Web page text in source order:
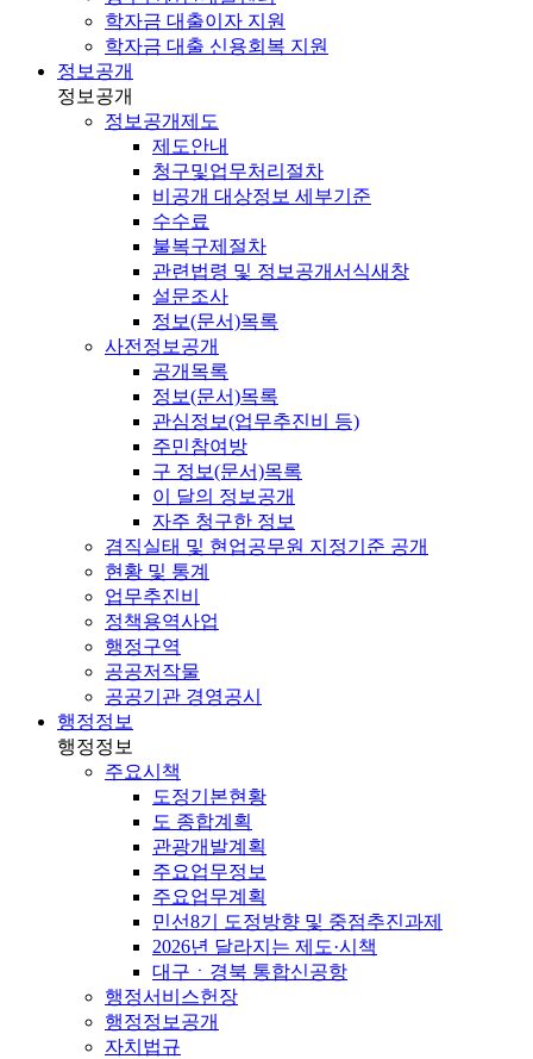
학자금 대출이자 지원
학자금 대출 신용회복 지원
정보공개
정보공개
정보공개제도
제도안내
청구및업무처리절차
비공개 대상정보 세부기준
수수료
불복구제절차
관련법령 및 정보공개서식새창
설문조사
정보(문서)목록
사전정보공개
공개목록
정보(문서)목록
관심정보(업무추진비 등)
주민참여방
구 정보(문서)목록
이 달의 정보공개
자주 청구한 정보
겸직실태 및 현업공무원 지정기준 공개
현황 및 통계
업무추진비
정책용역사업
행정구역
공공저작물
공공기관 경영공시
행정정보
행정정보
주요시책
도정기본현황
도 종합계획
관광개발계획
주요업무정보
주요업무계획
민선8기 도정방향 및 중점추진과제
2026년 달라지는 제도·시책
대구ㆍ경북 통합신공항
행정서비스헌장
행정정보공개
자치법규